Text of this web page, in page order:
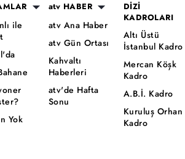
ile
Yok
atv HABER
atv Ana Haber
atv Gün Ortası
Kahvaltı
Haberleri
atv'de Hafta
Sonu
DİZİ
KADROLARI
Altı Üstü
İstanbul Kadro
Mercan Köşk
Kadro
A.B.İ. Kadro
Kuruluş Orhan
Kadro